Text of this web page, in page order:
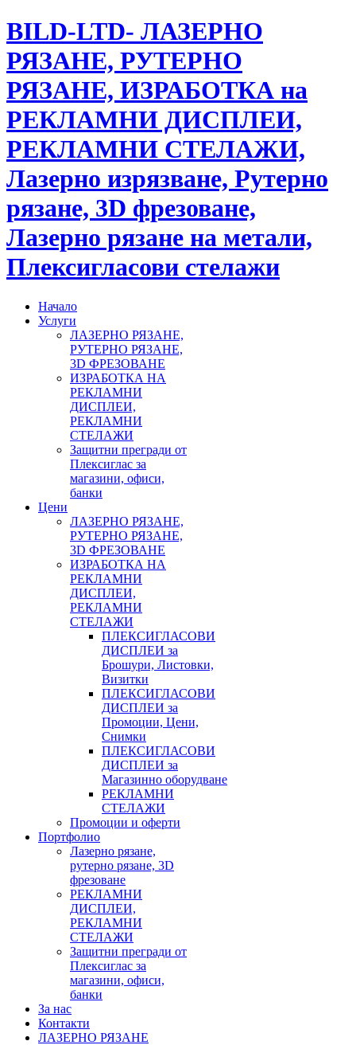
BILD-LTD- ЛАЗЕРНО
РЯЗАНЕ, РУТЕРНО
РЯЗАНЕ, ИЗРАБОТКА на
РЕКЛАМНИ ДИСПЛЕИ,
РЕКЛАМНИ СТЕЛАЖИ,
Лазерно изрязване, Рутерно
рязане, 3D фрезоване,
Лазерно рязане на метали,
Плексигласови стелажи
Начало
Услуги
ЛАЗЕРНО РЯЗАНЕ,
РУТЕРНО РЯЗАНЕ,
3D ФРЕЗОВАНЕ
ИЗРАБОТКА НА
РЕКЛАМНИ
ДИСПЛЕИ,
РЕКЛАМНИ
СТЕЛАЖИ
Защитни прегради от
Плексиглас за
магазини, офиси,
банки
Цени
ЛАЗЕРНО РЯЗАНЕ,
РУТЕРНО РЯЗАНЕ,
3D ФРЕЗОВАНЕ
ИЗРАБОТКА НА
РЕКЛАМНИ
ДИСПЛЕИ,
РЕКЛАМНИ
СТЕЛАЖИ
ПЛЕКСИГЛАСОВИ
ДИСПЛЕИ за
Брошури, Листовки,
Визитки
ПЛЕКСИГЛАСОВИ
ДИСПЛЕИ за
Промоции, Цени,
Снимки
ПЛЕКСИГЛАСОВИ
ДИСПЛЕИ за
Магазинно оборудване
РЕКЛАМНИ
СТЕЛАЖИ
Промоции и оферти
Портфолио
Лазерно рязане,
рутерно рязане, 3D
фрезоване
РЕКЛАМНИ
ДИСПЛЕИ,
РЕКЛАМНИ
СТЕЛАЖИ
Защитни прегради от
Плексиглас за
магазини, офиси,
банки
За нас
Контакти
ЛАЗЕРНО РЯЗАНЕ